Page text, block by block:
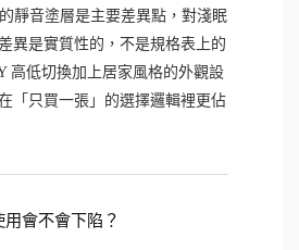
靜音塗層是主要差異點，對淺眠
異是實質性的，不是規格表上的
高低切換加上居家風格的外觀設
「只買一張」的選擇邏輯裡更佔
會不會下陷？